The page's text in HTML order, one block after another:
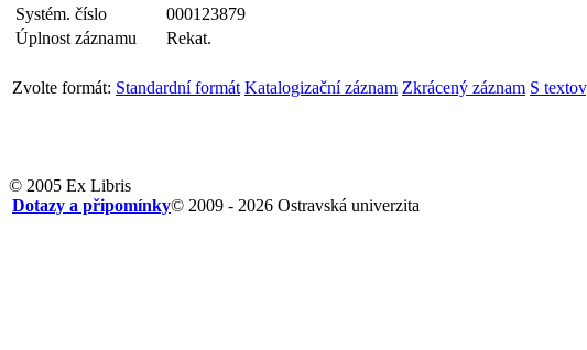
Systém. číslo
000123879
Úplnost záznamu
Rekat.
Zvolte formát: Standardní formát Katalogizační záznam Zkrácený záznam S
© 2005 Ex Libris
© 2009 - 2026 Ostravská univerzita
Dotazy a připomínky